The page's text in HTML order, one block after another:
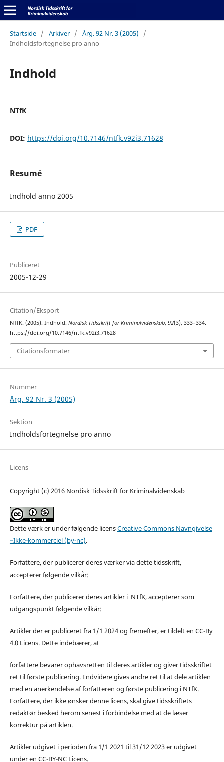
Startside / Arkiver / Årg. 92 Nr. 3 (2005)
/
Indholdsfortegnelse pro anno
Indhold
NTfK
DOI: https://doi.org/10.7146/ntfk.v92i3.71628
Resumé
Indhold anno 2005
PDF
Publiceret
2005-12-29
Citation/Eksport
NTfK. (2005). Indhold. Nordisk Tidsskrift for Kriminalvidenskab, 92(3), 333–334.
https://doi.org/10.7146/ntfk.v92i3.71628
Citationsformater
Nummer
Årg. 92 Nr. 3 (2005)
Sektion
Indholdsfortegnelse pro anno
Licens
Copyright (c) 2016 Nordisk Tidsskrift for Kriminalvidenskab
Dette værk er under følgende licensCreative Commons Navngivelse
–Ikke-kommerciel (by-nc).
Forfattere, der publicerer deres værker via dette tidsskrift,
accepterer følgende vilkår:
Forfattere, der publicerer deres artikler i NTfK, accepterer som
udgangspunkt følgende vilkår:
Artikler der er publiceret fra 1/1 2024 og fremefter, er tildelt en CC-By
4.0 Licens. Dette indebærer, at
forfattere bevarer ophavsretten til deres artikler og giver tidsskriftet
ret til første publicering. Endvidere gives andre ret til at dele artiklen
med en anerkendelse af forfatteren og første publicering i NTfK.
Forfattere, der ikke ønsker denne licens, skal give tidsskriftets
redaktør besked herom senest i forbindelse med at de læser
korrektur på artiklen.
Artikler udgivet i perioden fra 1/1 2021 til 31/12 2023 er udgivet
under en CC-BY-NC Licens.